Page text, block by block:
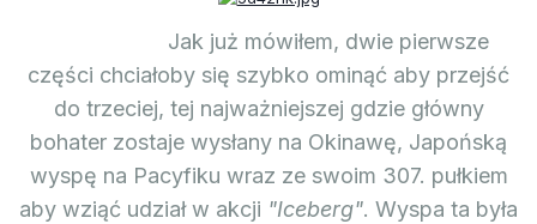
Jak już mówiłem, dwie pierwsze
części chciałoby się szybko ominąć aby przejść
do trzeciej, tej najważniejszej gdzie główny
bohater zostaje wysłany na Okinawę, Japońską
wyspę na Pacyfiku wraz ze swoim 307. pułkiem
aby wziąć udział w akcji "Iceberg". Wyspa ta była